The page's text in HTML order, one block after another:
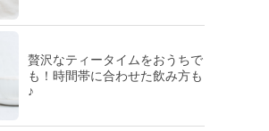
贅沢なティータイムをおうちで
も！時間帯に合わせた飲み方も
♪